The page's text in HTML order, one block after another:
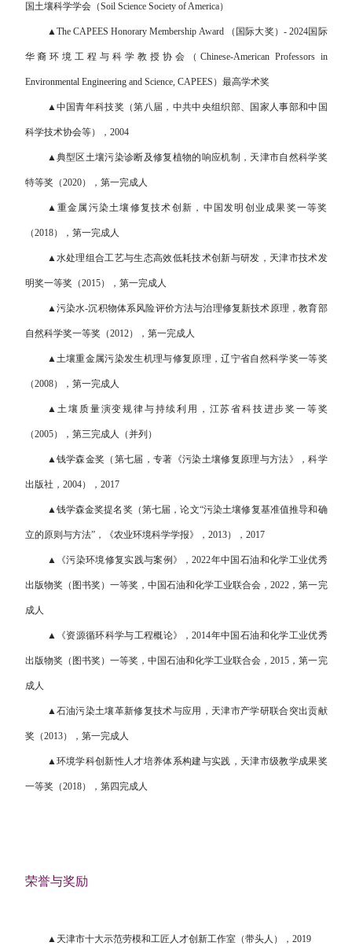
国土壤科学学会（Soil Science Society of America）
▲The CAPEES Honorary Membership Award （国际大奖）- 2024国际
华裔环境工程与科学教授协会（Chinese-American Professors in
Environmental Engineering and Science, CAPEES）最高学术奖
▲中国青年科技奖（第八届，中共中央组织部、国家人事部和中国
科学技术协会等），2004
▲典型区土壤污染诊断及修复植物的响应机制，天津市自然科学奖
特等奖（2020），第一完成人
▲重金属污染土壤修复技术创新，中国发明创业成果奖一等奖
（2018），第一完成人
▲水处理组合工艺与生态高效低耗技术创新与研发，天津市技术发
明奖一等奖（2015），第一完成人
▲污染水-沉积物体系风险评价方法与治理修复新技术原理，教育部
自然科学奖一等奖（2012），第一完成人
▲土壤重金属污染发生机理与修复原理，辽宁省自然科学奖一等奖
（2008），第一完成人
▲土壤质量演变规律与持续利用，江苏省科技进步奖一等奖
（2005），第三完成人（并列）
▲钱学森金奖（第七届，专著《污染土壤修复原理与方法》，科学
出版社，2004），2017
▲钱学森金奖提名奖（第七届，论文“污染土壤修复基准值推导和确
立的原则与方法”，《农业环境科学学报》，2013），2017
▲《污染环境修复实践与案例》，2022年中国石油和化学工业优秀
出版物奖（图书奖）一等奖，中国石油和化学工业联合会，2022，第一完
成人
▲《资源循环科学与工程概论》，2014年中国石油和化学工业优秀
出版物奖（图书奖）一等奖，中国石油和化学工业联合会，2015，第一完
成人
▲石油污染土壤革新修复技术与应用，天津市产学研联合突出贡献
奖（2013），第一完成人
▲环境学科创新性人才培养体系构建与实践，天津市级教学成果奖
一等奖（2018），第四完成人
荣誉与奖励
▲天津市十大示范劳模和工匠人才创新工作室（带头人），2019